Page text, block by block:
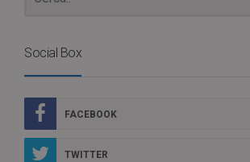
Social Box
FACEBOOK
TWITTER